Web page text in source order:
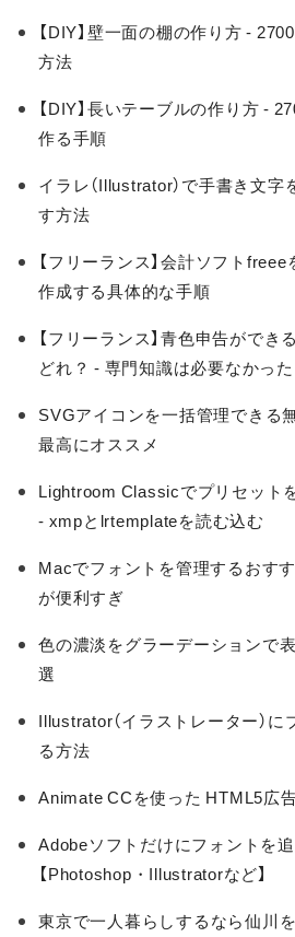
【DIY】壁一面の棚の作り方 -
方法
【DIY】長いテーブルの作り方 -
作る手順
イラレ（Illustrator）で手書き文
す方法
【フリーランス】会計ソフト
作成する具体的な手順
【フリーランス】青色申告がで
どれ？ - 専門知識は必要なかった
SVGアイコンを一括管理できる
最高にオススメ
Lightroom Classicでプリセット
- xmpとlrtemplateを読む込む
Macでフォントを管理するおす
が便利すぎ
色の濃淡をグラーデーションで
選
Illustrator（イラストレーター）
る方法
Animate CCを使った HTML5広
Adobeソフトだけにフォントを
【Photoshop・Illustratorなど】
東京で一人暮らしするなら仙川